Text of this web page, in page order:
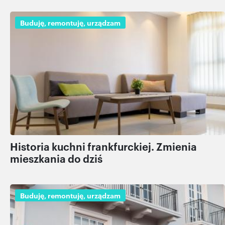
Buduję, remontuję, urządzam
Historia kuchni frankfurckiej. Zmienia
mieszkania do dziś
Buduję, remontuję, urządzam